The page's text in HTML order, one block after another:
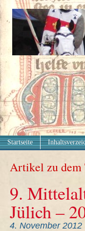
Startseite
Artikel zu dem
9.
Jülich –
4. November 2012